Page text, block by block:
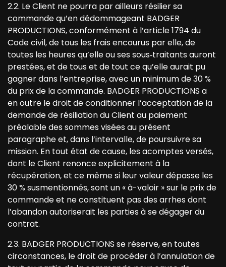
2.2. Le Client ne pourra par ailleurs résilier sa
commande qu’en dédommageant BADGER
PRODUCTIONS, conformément à l’article 1794 du
Code civil, de tous les frais encourus par elle, de
toutes les heures qu’elle ou ses sous‐traitants auront
prestées, et de tous et de tout ce qu’elle aurait pu
gagner dans l’entreprise, avec un minimum de 30 %
du prix de la commande. BADGER PRODUCTIONS a
en outre le droit de conditionner l’acceptation de la
demande de résiliation du Client au paiement
préalable des sommes visées au présent
paragraphe et, dans l’intervalle, de poursuivre sa
mission. En tout état de cause, les acomptes versés,
dont le Client renonce explicitement à la
récupération, et ce même si leur valeur dépasse les
30 % susmentionnés, sont un « à-valoir » sur le prix de
commande et ne constituent pas des arrhes dont
l’abandon autoriserait les parties à se dégager du
contrat.
2.3. BADGER PRODUCTIONS se réserve, en toutes
circonstances, le droit de procéder à l’annulation de